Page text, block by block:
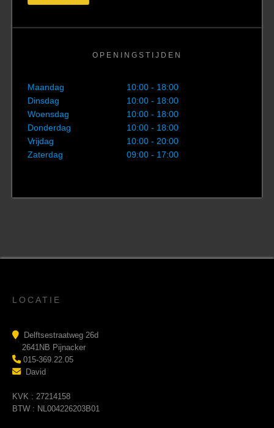
OPENINGSTIJDEN
Maandag
10:00 - 18:00
Dinsdag
10:00 - 18:00
Woensdag
10:00 - 18:00
Donderdag
10:00 - 18:00
Vrijdag
10:00 - 20:00
Zaterdag
09:00 - 17:00
LOCATIE
Delftsestraatweg 26d
2641NB Pijnacker
015-369.22.05
David
KVK : 27214158
BTW : NL004226203B01